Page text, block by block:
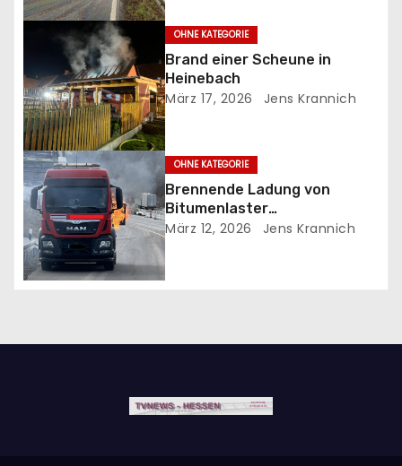
s
n
a
v
i
g
a
t
OHNE KATEGORIE
Brand einer Scheune in
Heinebach
März 17, 2026 Jens Krannich
OHNE KATEGORIE
Brennende Ladung von
Bitumenlaster
Autohahnbauer blockierten
März 12, 2026 Jens Krannich